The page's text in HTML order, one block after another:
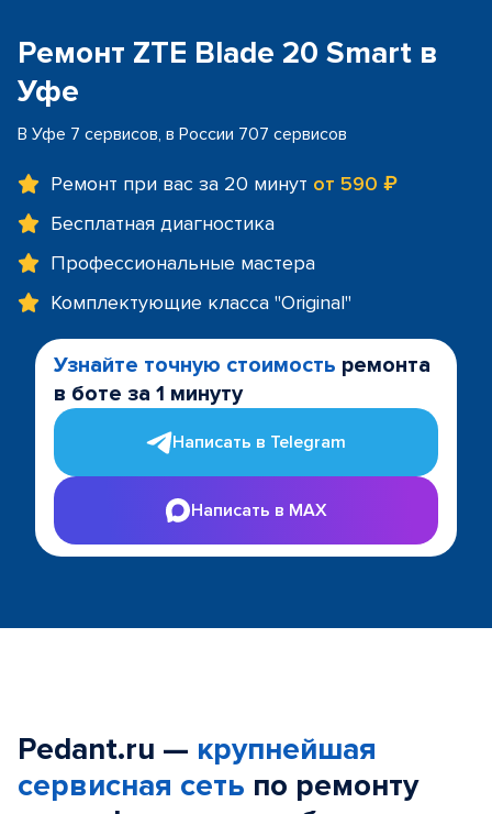
Ремонт ZTE Blade 20 Smart в
Уфе
В Уфе 7 сервисов, в России 707 сервисов
Ремонт при вас за 20 минут от 590 ₽
Бесплатная диагностика
Профессиональные мастера
Комплектующие класса "Original"
Узнайте точную стоимость ремонта
в боте за 1 минуту
Написать в Telegram
Написать в MAX
Pedant.ru — крупнейшая
сервисная сеть по ремонту